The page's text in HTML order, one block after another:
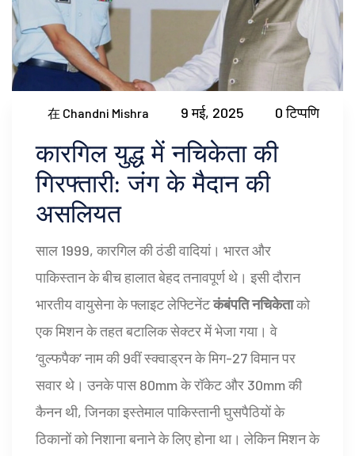
在 Chandni Mishra 9 मई, 2025 0 टिप्पणि
कारगिल युद्ध में नचिकेता की
गिरफ्तारी: जंग के मैदान की
असलियत
साल 1999, कारगिल की ठंडी वादियां। भारत और
पाकिस्तान के बीच हालात बेहद तनावपूर्ण थे। इसी दौरान
भारतीय वायुसेना के फ्लाइट लेफ्टिनेंटकंबंपति नचिकेताको
एक मिशन के तहत बटालिक सेक्टर में भेजा गया। वे
‘वुल्फपैक’ नाम की 9वीं स्क्वाड्रन के मिग-27 विमान पर
सवार थे। उनके पास 80mm के रॉकेट और 30mm की
कैनन थी, जिनका इस्तेमाल पाकिस्तानी घुसपैठियों के
ठिकानों को निशाना बनाने के लिए होना था। लेकिन मिशन के